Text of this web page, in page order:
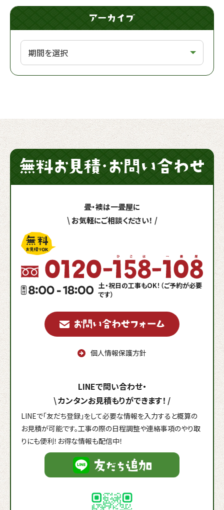
\
畳・襖は一畳屋に
お気軽にご相談ください！ /
土・祝日の工事もOK！（ご予約が必要
です）
個人情報保護方針
\
LINEで問い合わせ・
カンタンお見積もりができます！ /
LINEで「友だち登録」をして必要な情報を入力すると概算の
お見積が可能です。工事の際の日程調整や連絡事項のやり取
りにも便利！お得な情報も配信中！